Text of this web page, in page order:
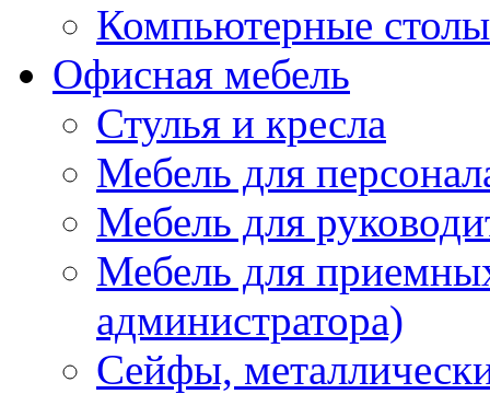
Компьютерные столы
Офисная мебель
Стулья и кресла
Мебель для
Мебель для
Мебель для
администратора)
Сейфы,